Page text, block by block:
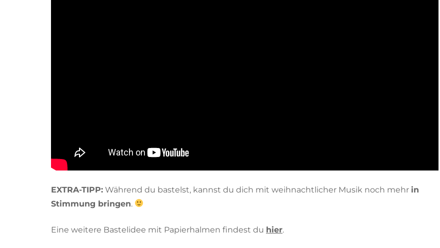
EXTRA-TIPP: Während du bastelst, kannst du dich mit weihnachtlicher Musik noch mehr in
Stimmung bringen.
Eine weitere Bastelidee mit Papierhalmen findest du hier.